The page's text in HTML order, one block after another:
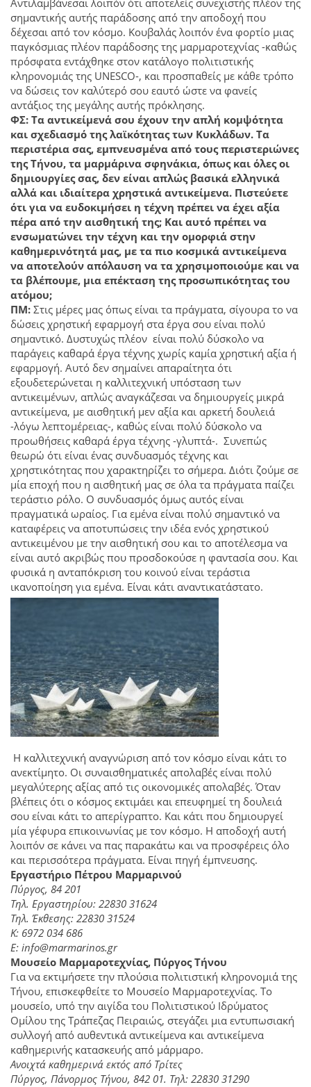
Αντιλαμβάνεσαι λοιπόν ότι αποτελείς συνεχιστής πλέον της
σημαντικής αυτής παράδοσης από την αποδοχή που
δέχεσαι από τον κόσμο. Κουβαλάς λοιπόν ένα φορτίο μιας
παγκόσμιας πλέον παράδοσης της μαρμαροτεχνίας -καθώς
πρόσφατα εντάχθηκε στον κατάλογο πολιτιστικής
κληρονομιάς της UNESCO-, και προσπαθείς με κάθε τρόπο
να δώσεις τον καλύτερό σου εαυτό ώστε να φανείς
αντάξιος της μεγάλης αυτής πρόκλησης.
ΦΣ: Τα αντικείμενά σου έχουν την απλή κομψότητα
και σχεδιασμό της λαϊκότητας των Κυκλάδων. Τα
περιστέρια σας, εμπνευσμένα από τους περιστεριώνες
της Τήνου, τα μαρμάρινα σφηνάκια, όπως και όλες οι
δημιουργίες σας, δεν είναι απλώς βασικά ελληνικά
αλλά και ιδιαίτερα χρηστικά αντικείμενα. Πιστεύετε
ότι για να ευδοκιμήσει η τέχνη πρέπει να έχει αξία
πέρα από την αισθητική της; Και αυτό πρέπει να
ενσωματώνει την τέχνη και την ομορφιά στην
καθημερινότητά μας, με τα πιο κοσμικά αντικείμενα
να αποτελούν απόλαυση να τα χρησιμοποιούμε και να
τα βλέπουμε, μια επέκταση της προσωπικότητας του
ατόμου;
ΠΜ: Στις μέρες μας όπως είναι τα πράγματα, σίγουρα το να
δώσεις χρηστική εφαρμογή στα έργα σου είναι πολύ
σημαντικό. Δυστυχώς πλέον είναι πολύ δύσκολο να
παράγεις καθαρά έργα τέχνης χωρίς καμία χρηστική αξία ή
εφαρμογή. Αυτό δεν σημαίνει απαραίτητα ότι
εξουδετερώνεται η καλλιτεχνική υπόσταση των
αντικειμένων, απλώς αναγκάζεσαι να δημιουργείς μικρά
αντικείμενα, με αισθητική μεν αξία και αρκετή δουλειά
-λόγω λεπτομέρειας-, καθώς είναι πολύ δύσκολο να
προωθήσεις καθαρά έργα τέχνης -γλυπτά-. Συνεπώς
θεωρώ ότι είναι ένας συνδυασμός τέχνης και
χρηστικότητας που χαρακτηρίζει το σήμερα. Διότι ζούμε σε
μία εποχή που η αισθητική μας σε όλα τα πράγματα παίζει
τεράστιο ρόλο. Ο συνδυασμός όμως αυτός είναι
πραγματικά ωραίος. Για εμένα είναι πολύ σημαντικό να
καταφέρεις να αποτυπώσεις την ιδέα ενός χρηστικού
αντικειμένου με την αισθητική σου και το αποτέλεσμα να
είναι αυτό ακριβώς που προσδοκούσε η φαντασία σου. Και
φυσικά η ανταπόκριση του κοινού είναι τεράστια
ικανοποίηση για εμένα. Είναι κάτι αναντικατάστατο.
Η καλλιτεχνική αναγνώριση από τον κόσμο είναι κάτι το
ανεκτίμητο. Οι συναισθηματικές απολαβές είναι πολύ
μεγαλύτερης αξίας από τις οικονομικές απολαβές. Όταν
βλέπεις ότι ο κόσμος εκτιμάει και επευφημεί τη δουλειά
σου είναι κάτι το απερίγραπτο. Και κάτι που δημιουργεί
μία γέφυρα επικοινωνίας με τον κόσμο. Η αποδοχή αυτή
λοιπόν σε κάνει να πας παρακάτω και να προσφέρεις όλο
και περισσότερα πράγματα. Είναι πηγή έμπνευσης.
Εργαστήριο Πέτρου Μαρμαρινού
Πύργος, 84 201
Τηλ. Εργαστηρίου: 22830 31624
Τηλ. Έκθεσης: 22830 31524
Κ: 6972 034 686
E: info@marmarinos.gr
Μουσείο Μαρμαροτεχνίας, Πύργος Τήνου
Για να εκτιμήσετε την πλούσια πολιτιστική κληρονομιά της
Τήνου, επισκεφθείτε το Μουσείο Μαρμαροτεχνίας. Το
μουσείο, υπό την αιγίδα του Πολιτιστικού Ιδρύματος
Ομίλου της Τράπεζας Πειραιώς, στεγάζει μια εντυπωσιακή
συλλογή από αυθεντικά αντικείμενα και αντικείμενα
καθημερινής κατασκευής από μάρμαρο.
Ανοιχτά καθημερινά εκτός από Τρίτες
Πύργος, Πάνορμος Τήνου, 842 01. Τηλ: 22830 31290